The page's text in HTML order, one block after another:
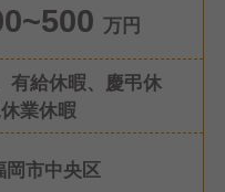
万円
有給休暇、慶弔休
業休暇
岡市中央区